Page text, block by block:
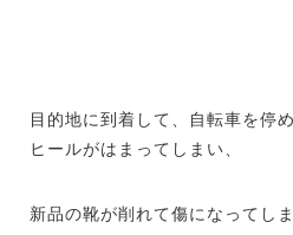
目的地に到着して、自転車を停
ヒールがはまってしまい、
新品の靴が削れて傷になってしま